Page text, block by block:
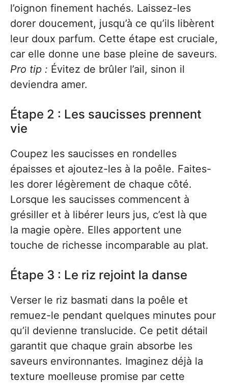
l’oignon finement hachés. Laissez-les
dorer doucement, jusqu’à ce qu’ils libèrent
leur doux parfum. Cette étape est cruciale,
car elle donne une base pleine de saveurs.
Pro tip : Évitez de brûler l’ail, sinon il
deviendra amer.
Étape 2 : Les saucisses prennent
vie
Coupez les saucisses en rondelles
épaisses et ajoutez-les à la poêle. Faites-
les dorer légèrement de chaque côté.
Lorsque les saucisses commencent à
grésiller et à libérer leurs jus, c’est là que
la magie opère. Elles apportent une
touche de richesse incomparable au plat.
Étape 3 : Le riz rejoint la danse
Verser le riz basmati dans la poêle et
remuez-le pendant quelques minutes pour
qu’il devienne translucide. Ce petit détail
garantit que chaque grain absorbe les
saveurs environnantes. Imaginez déjà la
texture moelleuse promise par cette